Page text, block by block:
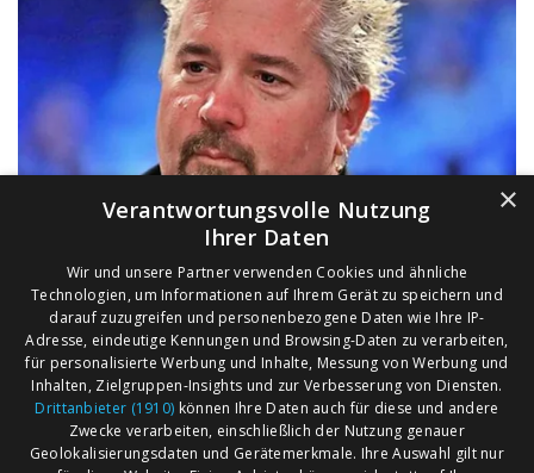
×
Verantwortungsvolle Nutzung
Ihrer Daten
Wir und unsere Partner verwenden Cookies und ähnliche
Technologien, um Informationen auf Ihrem Gerät zu speichern und
darauf zuzugreifen und personenbezogene Daten wie Ihre IP-
Adresse, eindeutige Kennungen und Browsing-Daten zu verarbeiten,
für personalisierte Werbung und Inhalte, Messung von Werbung und
Inhalten, Zielgruppen-Insights und zur Verbesserung von Diensten.
Drittanbieter (1910) können Ihre Daten auch für diese und andere
Zwecke verarbeiten, einschließlich der Nutzung genauer
Geolokalisierungsdaten und Gerätemerkmale. Ihre Auswahl gilt nur